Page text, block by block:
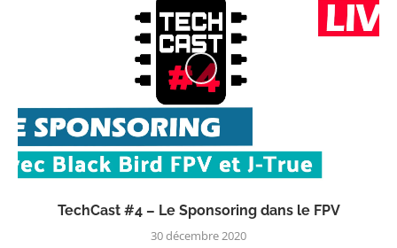
TechCast #4 – Le Sponsoring dans le FPV
30 décembre 2020